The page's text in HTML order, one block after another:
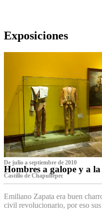
Exposiciones
De julio a septiembre de 2010
Hombres a galope y a
Castillo de Chapultepec
Emiliano Zapata era buen
civil revolucionario, por eso